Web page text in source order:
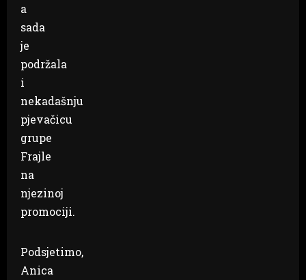
a
sada
je
podržala
i
nekadašnju
pjevačicu
grupe
Frajle
na
njezinoj
promociji.
Podsjetimo,
Anica